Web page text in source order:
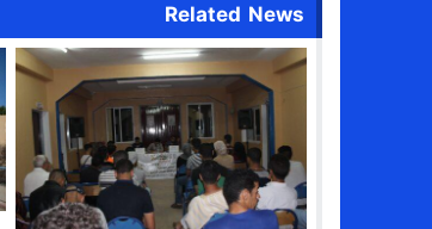
Related News